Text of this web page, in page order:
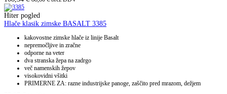
Hiter pogled
Hlače klasik zimske BASALT 3385
kakovostne zimske hlače iz linije Basalt
nepremočljive in zračne
odporne na veter
dva stranska žepa na zadrgo
več namenskih žepov
visokovidni všitki
PRIMERNE ZA: razne industrijske panoge, zaščito pred mrazom, dežjem